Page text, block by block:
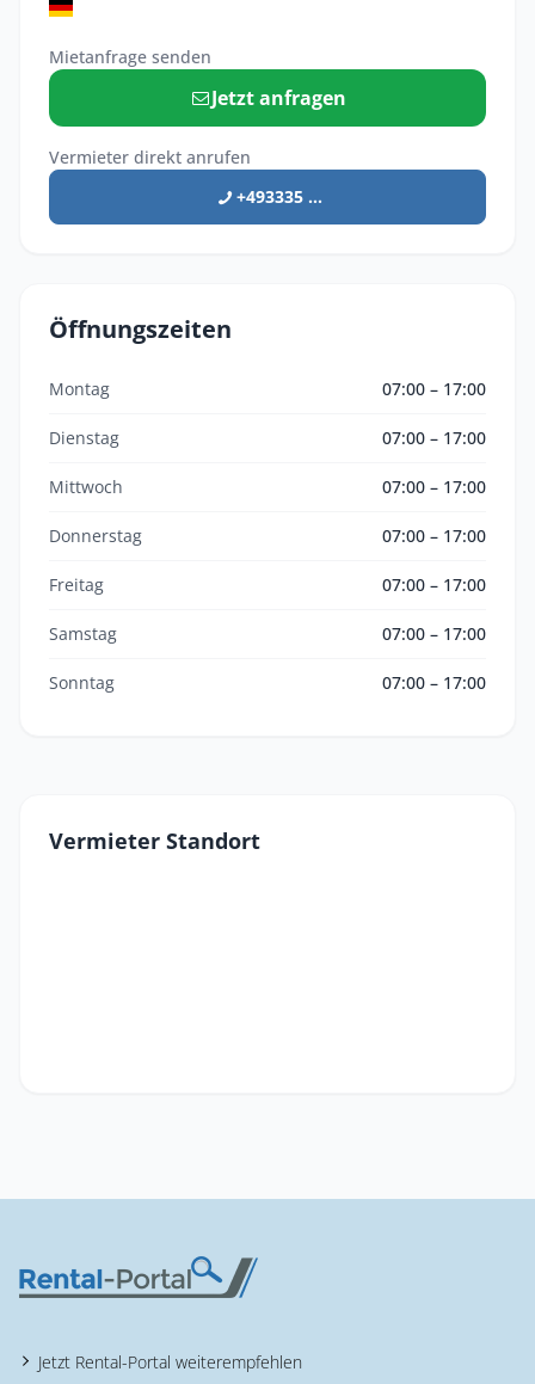
Mietanfrage senden
Jetzt anfragen
Vermieter direkt anrufen
+493335 ...
Öffnungszeiten
Montag 07:00 – 17:00
Dienstag 07:00 – 17:00
Mittwoch 07:00 – 17:00
Donnerstag 07:00 – 17:00
Freitag 07:00 – 17:00
Samstag 07:00 – 17:00
Sonntag 07:00 – 17:00
Vermieter Standort
Jetzt Rental-Portal weiterempfehlen